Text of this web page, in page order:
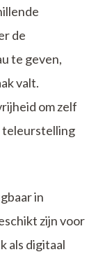
de
te geven,
valt.
om zelf
teleurstelling
in
zijn voor
als digitaal